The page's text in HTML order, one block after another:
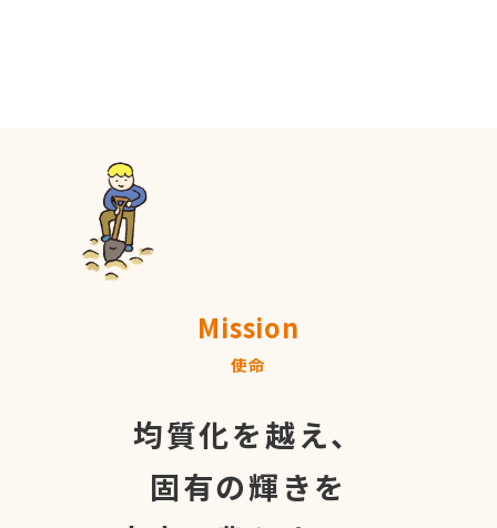
Mission
使命
均質化を越え、
固有の輝きを